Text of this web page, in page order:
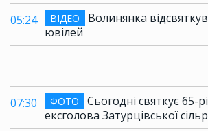
05:24 ВІДЕО
Волинянка
ювілей
07:30 ФОТО
Сьогодні святкує 65-
ексголова Затурцівської